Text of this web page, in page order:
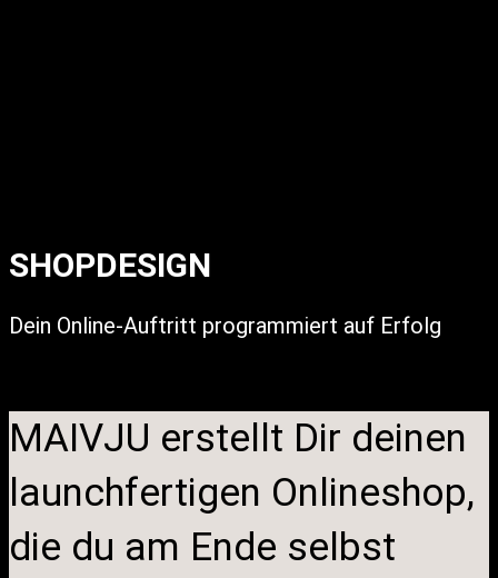
SHOPDESIGN
Dein Online-Auftritt programmiert auf Erfolg
MAIVJU erstellt Dir deinen
launchfertigen Onlineshop,
die du am Ende selbst